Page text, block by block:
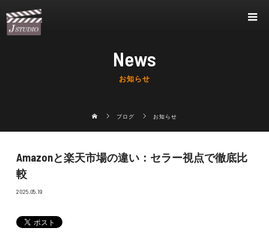
News
お知らせ
ブログ お知らせ
Amazonと楽天市場の違い：セラー視点で徹底比
較
2025.05.19